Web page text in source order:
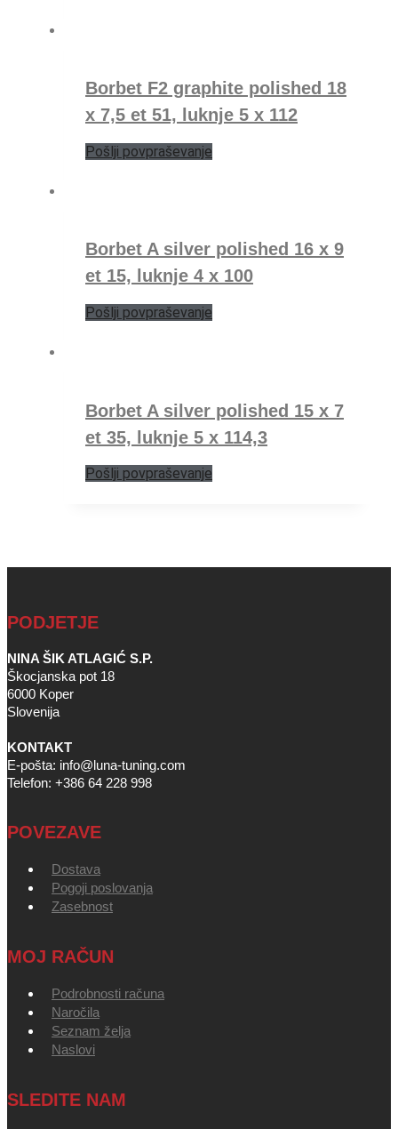
Borbet F2 graphite polished 18
x 7,5 et 51, luknje 5 x 112
Pošlji povpraševanje
Borbet A silver polished 16 x 9
et 15, luknje 4 x 100
Pošlji povpraševanje
Borbet A silver polished 15 x 7
et 35, luknje 5 x 114,3
Pošlji povpraševanje
PODJETJE
NINA ŠIK ATLAGIĆ S.P.
Škocjanska pot 18
6000 Koper
Slovenija
KONTAKT
E-pošta: info@luna-tuning.com
Telefon: +386 64 228 998
POVEZAVE
Dostava
Pogoji poslovanja
Zasebnost
MOJ RAČUN
Podrobnosti računa
Naročila
Seznam želja
Naslovi
SLEDITE NAM